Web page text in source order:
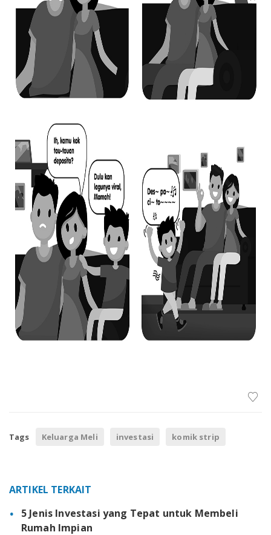
Tags Keluarga Meli investasi komik strip
ARTIKEL TERKAIT
5 Jenis Investasi yang Tepat untuk Membeli
Rumah Impian